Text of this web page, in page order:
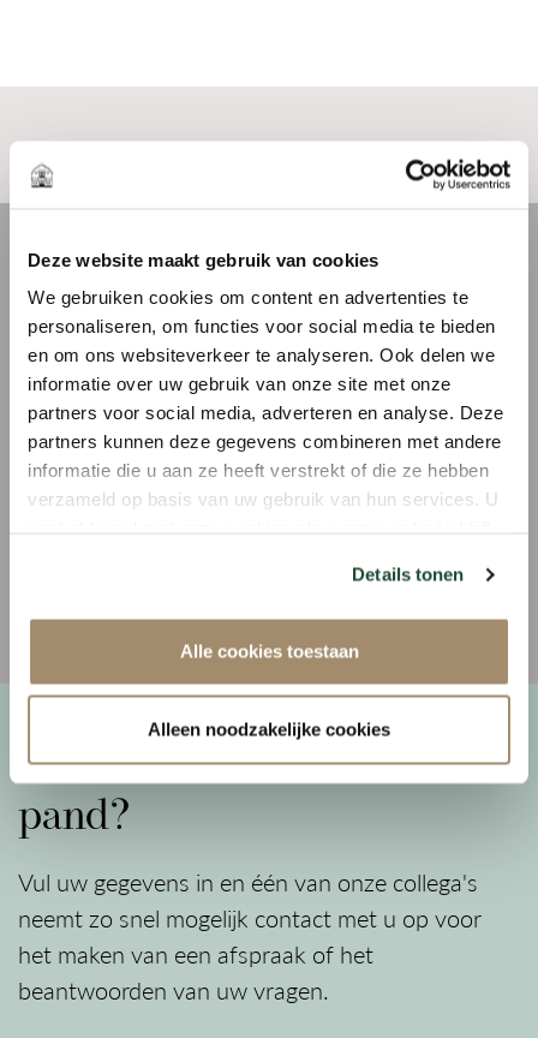
Deze website maakt gebruik van cookies
We gebruiken cookies om content en advertenties te
personaliseren, om functies voor social media te bieden
en om ons websiteverkeer te analyseren. Ook delen we
informatie over uw gebruik van onze site met onze
partners voor social media, adverteren en analyse. Deze
partners kunnen deze gegevens combineren met andere
informatie die u aan ze heeft verstrekt of die ze hebben
verzameld op basis van uw gebruik van hun services. U
Details tonen
Alle cookies toestaan
Alleen noodzakelijke cookies
• Begane grond: 133 m²;
• Pantry en toiletgroep;
• Parkeren met blauwe zone en vrij parkeren op
omgeving;
• Oplevering in overleg;
• Energielabel: A.
AANVAARDING
Aanvaarding in overleg.
DISCLAIMER
zorgvuldigheid samengesteld. Onzerzijds wordt
echter geen enkele aansprakelijkheid aanvaard
voor enige onvolledigheid, onjuistheid of
anderszins, dan wel de gevolgen daarvan. Alle
opgegeven maten en oppervlakten zijn indicatief.
Heb je interesse in dit object en zou je deze graag
willen bezichtigen? Maak dan snel een afspraak
via ons kantoor!
Locatie
KAART STREETVIEW
BEKIJK KAART
Meer informatie over dit
pand?
Vul uw gegevens in en één van onze collega's
neemt zo snel mogelijk contact met u op voor
het maken van een afspraak of het
beantwoorden van uw vragen.